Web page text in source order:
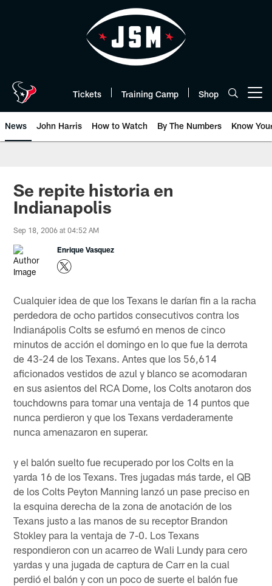
Tickets Training Camp Shop
News John Harris How to Watch By The Numbers Know
Se repite historia en
Indianapolis
Sep 18, 2006 at 04:52 AM
Enrique Vasquez
Cualquier idea de que los Texans le darían fin a la racha
perdedora de ocho partidos consecutivos contra los
Indianápolis Colts se esfumó en menos de cinco
minutos de acción el domingo en lo que fue la derrota
de 43-24 de los Texans. Antes que los 56,614
aficionados vestidos de azul y blanco se acomodaran
en sus asientos del RCA Dome, los Colts anotaron dos
touchdowns para tomar una ventaja de 14 puntos que
nunca perdieron y que los Texans verdaderamente
nunca amenazaron en superar.
y el balón suelto fue recuperado por los Colts en la
yarda 16 de los Texans. Tres jugadas más tarde, el QB
de los Colts Peyton Manning lanzó un pase preciso en
la esquina derecha de la zona de anotación de los
Texans justo a las manos de su receptor Brandon
Stokley para la ventaja de 7-0. Los Texans
respondieron con un acarreo de Wali Lundy para cero
yardas y una jugada de captura de Carr en la cual
perdió el balón y con un poco de suerte el balón fue